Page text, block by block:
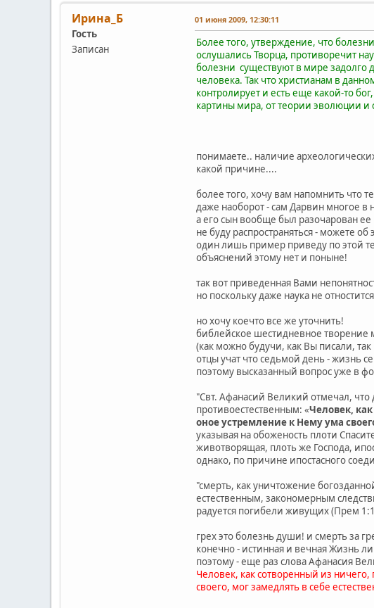
Ирина_Б
Гость
Записан
01 июня 2009, 12:30:11
Более того, утверждение, что
ослушались Творца, противоречит
болезни существуют в мире задолго
человека. Так что христианам в
контролирует и есть еще какой-то
картины мира, от теории эволюции и
понимаете.. наличие
какой причине....
более того, хочу вам напомнить что
даже наоборот - сам Дарвин многое в
а его сын вообще был разочарован ее
не буду распространяться - можете
один лишь пример приведу по этой
объяснений этому нет и поныне!
так вот приведенная Вами
но поскольку даже наука не
но хочу коечто все же уточнить!
библейское шестидневное творение
(как можно будучи, как Вы писали,
отцы учат что седьмой день - жизнь
поэтому высказанный вопрос уже в
"Свт. Афанасий Великий отмечал,
противоестественным: «Человек,
оное устремление к Нему ума
указывая на обоженость плоти
животворящая, плоть же Господа,
однако, по причине ипостасного
"смерть, как уничтожение
естественным, закономерным
радуется погибели живущих (Прем
грех это болезнь души! и смерть за
конечно - истинная и вечная Жизнь
поэтому - еще раз слова Афанасия
Человек, как сотворенный из
своего, мог замедлять в себе